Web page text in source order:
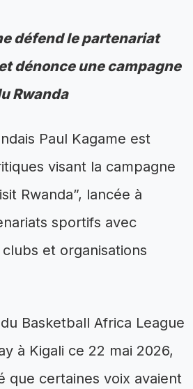
défend le partenariat
dénonce une campagne
Rwanda
Paul Kagame est
visant la campagne
Rwanda”, lancée à
sportifs avec
et organisations
Basketball Africa League
à Kigali ce 22 mai 2026,
que certaines voix avaient